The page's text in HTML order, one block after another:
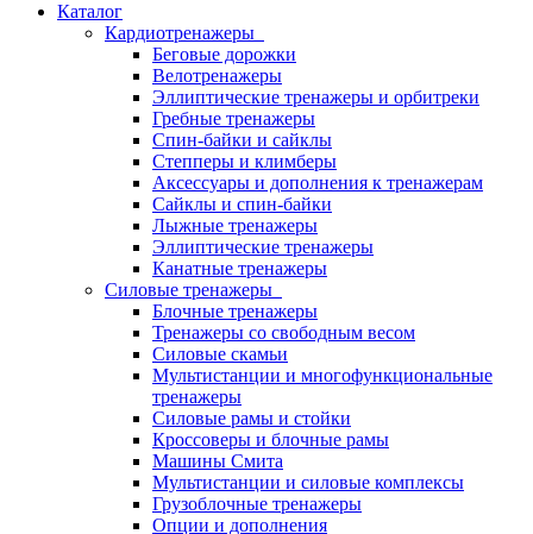
Каталог
Кардиотренажеры
Беговые дорожки
Велотренажеры
Эллиптические тренажеры и орбитреки
Гребные тренажеры
Спин-байки и сайклы
Степперы и климберы
Аксессуары и дополнения к тренажерам
Сайклы и спин-байки
Лыжные тренажеры
Эллиптические тренажеры
Канатные тренажеры
Силовые тренажеры
Блочные тренажеры
Тренажеры со свободным весом
Силовые скамьи
Мультистанции и многофункциональные
тренажеры
Силовые рамы и стойки
Кроссоверы и блочные рамы
Машины Смита
Мультистанции и силовые комплексы
Грузоблочные тренажеры
Опции и дополнения